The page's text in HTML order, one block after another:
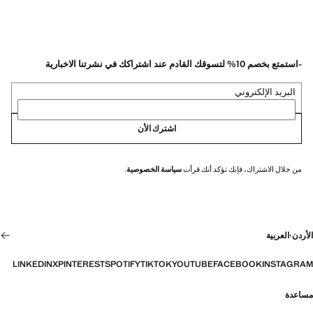
-استمتع بخصم 10% لتسوقك القادم عند اشتراكك في نشرتنا الاخبارية
البريد الإلكتروني
اشترك الأن
من خلال الاشتراك، فإنك تؤكد أنك قرأتسياسة الخصوصية.
الأردن·العربية
INSTAGRAM
FACEBOOK
YOUTUBE
TIKTOK
SPOTIFY
PINTEREST
X
LINKEDIN
مساعدة